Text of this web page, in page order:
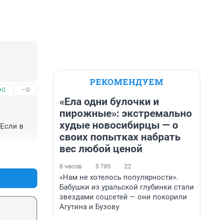
–0
в
РЕКОМЕНДУЕМ
«Ела одни булочки и
пирожные»: экстремально
худые новосибирцы — о
своих попытках набрать
вес любой ценой
8 часов 5 785 22
«Нам не хотелось популярности».
Бабушки из уральской глубинки стали
звездами соцсетей — они покорили
Агутина и Бузову